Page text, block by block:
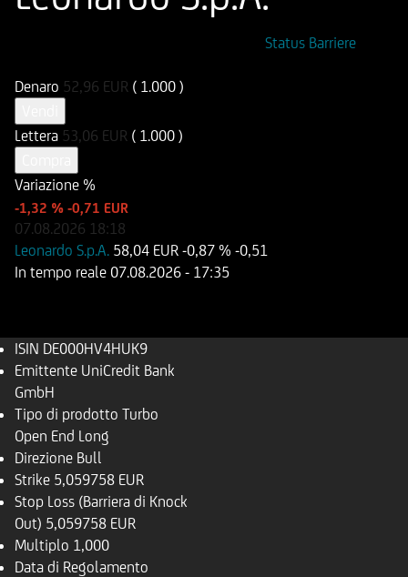
Status Barriere
Denaro 52,96 EUR ( 1.000 )
Lettera 53,06 EUR ( 1.000 )
Variazione %
-1,32 % -0,71 EUR
07.08.2026 18:18
Leonardo S.p.A. 58,04 EUR -0,87 % -0,51
In tempo reale 07.08.2026 - 17:35
ISIN DE000HV4HUK9
Emittente UniCredit Bank
GmbH
Tipo di prodotto Turbo
Open End Long
Direzione Bull
Strike 5,059758 EUR
Stop Loss (Barriera di Knock
Out) 5,059758 EUR
Multiplo 1,000
Data di Regolamento